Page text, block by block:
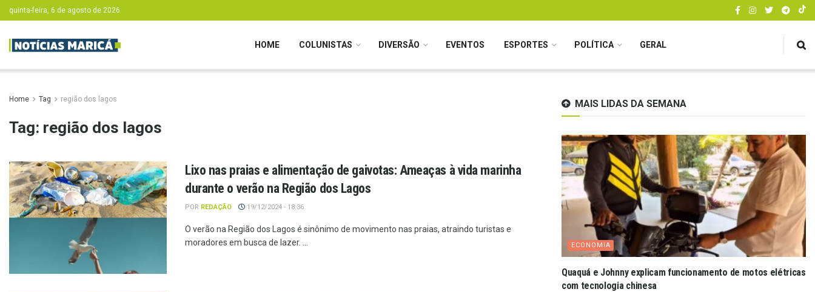
quinta-feira, 6 de agosto de 2026
HOME COLUNISTAS DIVERSÃO EVENTOS ESPORTES POLÍTICA GERAL
Home Tag região dos lagos
Tag: região dos lagos
Lixo nas praias e alimentação de gaivotas: Ameaças à vida marinha
durante o verão na Região dos Lagos
POR REDAÇÃO 19/12/2024 - 18:36
O verão na Região dos Lagos é sinônimo de movimento nas praias, atraindo turistas e
moradores em busca de lazer. ...
MAIS LIDAS DA SEMANA
ECONOMIA
Quaquá e Johnny explicam funcionamento de motos elétricas
com tecnologia chinesa